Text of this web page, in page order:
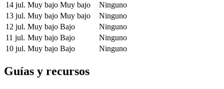
14 jul. Muy bajo Muy bajo
Ninguno
13 jul. Muy bajo Muy bajo
Ninguno
12 jul. Muy bajo Bajo
Ninguno
11 jul. Muy bajo Bajo
Ninguno
10 jul. Muy bajo Bajo Ninguno
Guías y recursos